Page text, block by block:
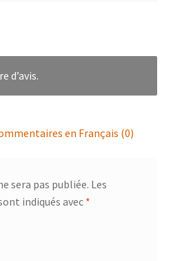
d’avis.
en Français (0)
sera pas publiée. Les
indiqués avec *